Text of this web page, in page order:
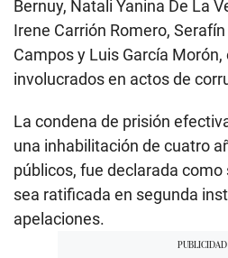
Bernuy, Natali Yanina De La
Irene Carrión Romero,
Campos y Luis García
involucrados en actos de
La condena de prisión
una inhabilitación de cuatro
públicos, fue declarada
sea ratificada en segunda
apelaciones.